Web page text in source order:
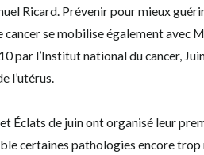
Ricard. Prévenir pour mieux
cancer se mobilise également avec
par l’Institut national du cancer,
l’utérus.
Éclats de juin ont organisé leur
certaines pathologies encore trop